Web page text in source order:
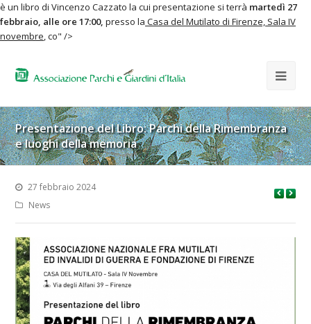
è un libro di Vincenzo Cazzato la cui presentazione si terrà martedì 27
febbraio, alle ore 17:00, presso la Casa del Mutilato di Firenze, Sala IV
novembre, co" />
Presentazione del Libro: Parchi della Rimembranza
e luoghi della memoria
27 febbraio 2024
News